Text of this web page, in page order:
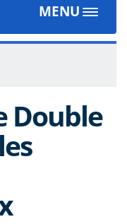
MENU
Toggle
Double